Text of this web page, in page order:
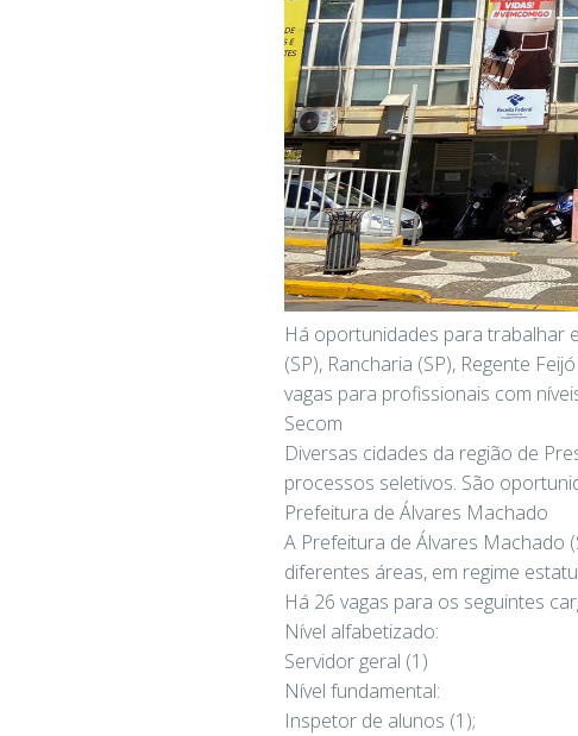
Há oportunidades para trabalhar
(SP), Rancharia (SP), Regente
vagas para profissionais com
Secom
Diversas cidades da região de
processos seletivos. São
Prefeitura de Álvares Machado
A Prefeitura de Álvares Machado
diferentes áreas, em regime
Há 26 vagas para os seguintes
Nível alfabetizado:
Servidor geral (1)
Nível fundamental:
Inspetor de alunos (1);